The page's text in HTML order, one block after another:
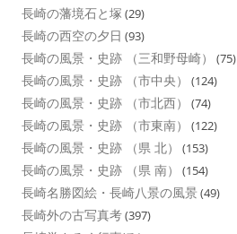
長崎の藩境石と塚 (29)
長崎の西空の夕日 (93)
長崎の風景・史跡 （三和野母崎） (75)
長崎の風景・史跡 （市中央） (124)
長崎の風景・史跡 （市北西） (74)
長崎の風景・史跡 （市東南） (122)
長崎の風景・史跡 （県 北） (153)
長崎の風景・史跡 （県 南） (154)
長崎名勝図絵・長崎八景の風景 (49)
長崎外の古写真考(397)